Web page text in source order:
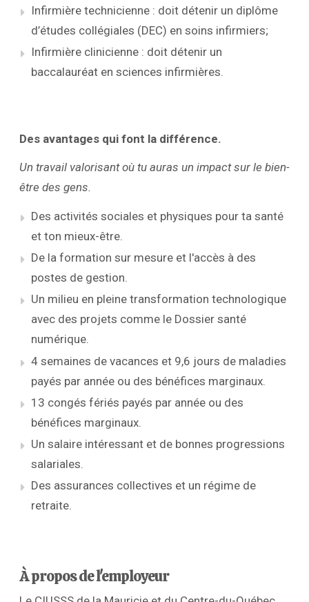
Infirmière technicienne : doit détenir un diplôme
d’études collégiales (DEC) en soins infirmiers;
Infirmière clinicienne : doit détenir un
baccalauréat en sciences infirmières.
Des avantages qui font la différence.
Un travail valorisant où tu auras un impact sur le bien-
être des gens.
Des activités sociales et physiques pour ta santé
et ton mieux-être.
De la formation sur mesure et l'accès à des
postes de gestion.
Un milieu en pleine transformation technologique
avec des projets comme le Dossier santé
numérique.
4 semaines de vacances et 9,6 jours de maladies
payés par année ou des bénéfices marginaux.
13 congés fériés payés par année ou des
bénéfices marginaux.
Un salaire intéressant et de bonnes progressions
salariales.
Des assurances collectives et un régime de
retraite.
À propos de l'employeur